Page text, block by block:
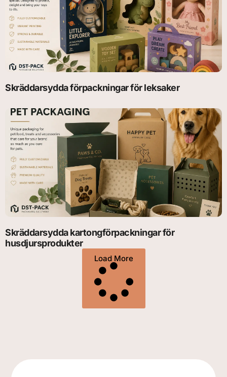
Skräddarsydda förpackningar för leksaker
Skräddarsydda kartongförpackningar för
husdjursprodukter
Load More